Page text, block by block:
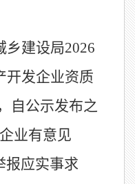
乡建设局2026
开发企业资质
自公示发布之
业有意见
报应实事求